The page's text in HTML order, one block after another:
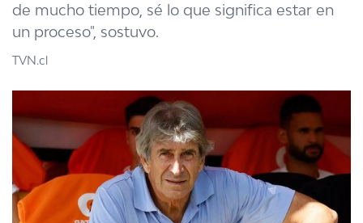
TVN PLAY
PROGRAMAS
TELESERIES
ACTUALIDAD Y TENDENCIAS
de mucho tiempo, sé lo que significa estar en
un proceso", sostuvo.
TVN.cl